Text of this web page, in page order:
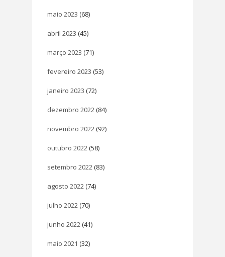
maio 2023 (68)
abril 2023 (45)
março 2023 (71)
fevereiro 2023 (53)
janeiro 2023 (72)
dezembro 2022 (84)
novembro 2022 (92)
outubro 2022 (58)
setembro 2022 (83)
agosto 2022 (74)
julho 2022 (70)
junho 2022 (41)
maio 2021 (32)